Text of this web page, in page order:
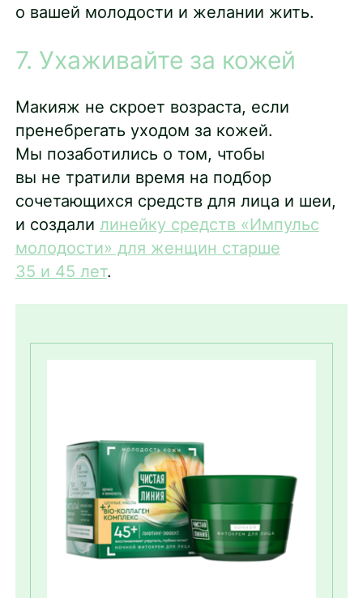
о вашей молодости и желании жить.
7. Ухаживайте за кожей
Макияж не скроет возраста, если
пренебрегать уходом за кожей.
Мы позаботились о том, чтобы
вы не тратили время на подбор
сочетающихся средств для лица и шеи,
и создали линейку средств «Импульс
молодости» для женщин старше
35 и 45 лет.